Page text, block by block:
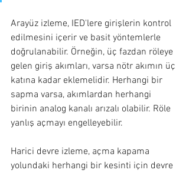
Arayüz izleme, IED'lere girişlerin kontrol
edilmesini içerir ve basit yöntemlerle
doğrulanabilir. Örneğin, üç fazdan röleye
gelen giriş akımları, varsa nötr akımın üç
katına kadar eklemelidir. Herhangi bir
sapma varsa, akımlardan herhangi
birinin analog kanalı arızalı olabilir. Röle
yanlış açmayı engelleyebilir.
Harici devre izleme, açma kapama
yolundaki herhangi bir kesinti için devre